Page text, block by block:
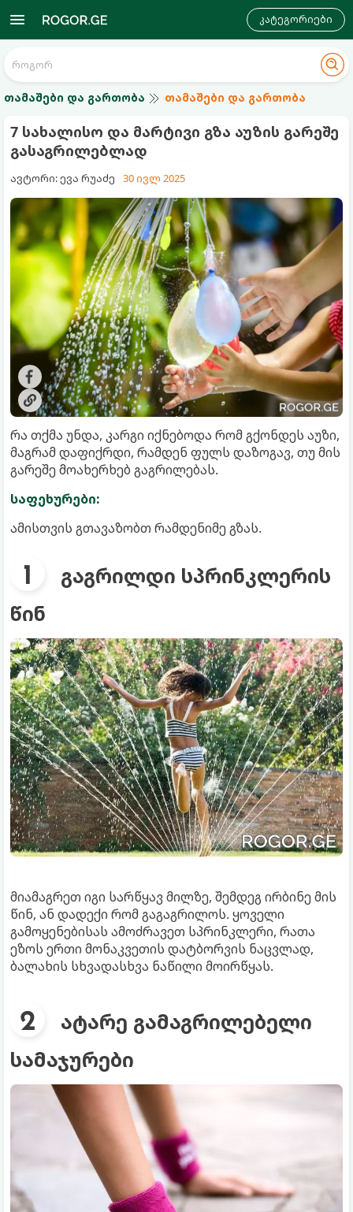
კატეგორიები
თამაშები და გართობა თამაშები და გართობა
7 სახალისო და მარტივი გზა აუზის გარეშე
გასაგრილებლად
ავტორი: ევა რუაძე 30 ივლ 2025
რა თქმა უნდა, კარგი იქნებოდა რომ გქონდეს აუზი,
მაგრამ დაფიქრდი, რამდენ ფულს დაზოგავ, თუ მის
გარეშე მოახერხებ გაგრილებას.
საფეხურები:
ამისთვის გთავაზობთ რამდენიმე გზას.
გაგრილდი სპრინკლერის
წინ
მიამაგრეთ იგი სარწყავ მილზე, შემდეგ ირბინე მის
წინ, ან დადექი რომ გაგაგრილოს. ყოველი
გამოყენებისას ამოძრავეთ სპრინკლერი, რათა
ეზოს ერთი მონაკვეთის დატბორვის ნაცვლად,
ბალახის სხვადასხვა ნაწილი მოირწყას.
ატარე გამაგრილებელი
სამაჯურები